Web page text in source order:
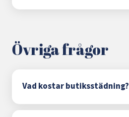
Övriga frågor
Vad kostar butiksstädning?